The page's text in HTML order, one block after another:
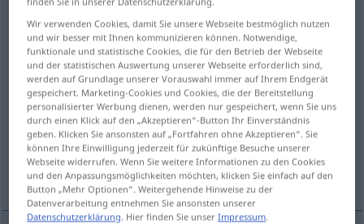
Übersicht aller Übersetzungen
(Für mehr Details die Übersetzung anklicken/antippen)
a apăra pe cineva de ceva
protejează de frig
a se feri de umezeală/lumină!
Wir verwenden Cookies, damit Sie unsere Webseite bestmöglich nutzen
und wir besser mit Ihnen kommunizieren können. Notwendige,
funktionale und statistische Cookies, die für den Betrieb der Webseite
und der statistischen Auswertung unserer Webseite erforderlich sind,
werden auf Grundlage unserer Vorauswahl immer auf Ihrem Endgerät
gespeichert. Marketing-Cookies und Cookies, die der Bereitstellung
personalisierter Werbung dienen, werden nur gespeichert, wenn Sie uns
durch einen Klick auf den „Akzeptieren“-Button Ihr Einverständnis
geben. Klicken Sie ansonsten auf „Fortfahren ohne Akzeptieren“. Sie
können Ihre Einwilligung jederzeit für zukünftige Besuche unserer
Webseite widerrufen. Wenn Sie weitere Informationen zu den Cookies
und den Anpassungsmöglichkeiten möchten, klicken Sie einfach auf den
Button „Mehr Optionen“. Weitergehende Hinweise zu der
Datenverarbeitung entnehmen Sie ansonsten unserer
Datenschutzerklärung. Hier finden Sie unserImpressum.